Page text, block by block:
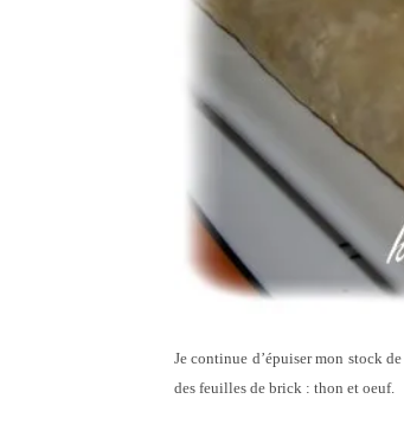
Je continue d’épuiser mon stock
des feuilles de brick : thon et oeuf.